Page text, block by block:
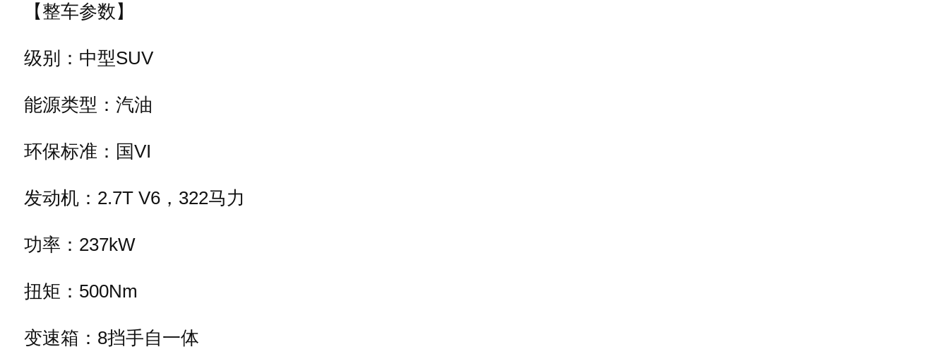
【整车参数】
级别：中型SUV
能源类型：汽油
环保标准：国VI
发动机：2.7T V6，322马力
功率：237kW
扭矩：500Nm
变速箱：8挡手自一体